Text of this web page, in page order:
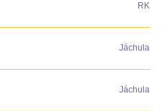
RK
Jáchula
Jáchula